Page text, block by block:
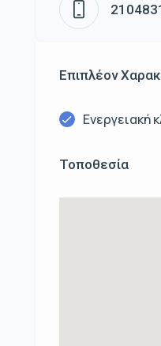
Επιπλέον
Ενεργειακή
Τοποθεσία